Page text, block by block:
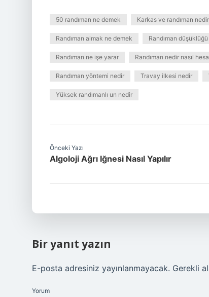
50 randıman ne demek Karkas ve randıman nedir
Randıman almak ne demek Randıman
Randıman ne işe yarar Randıman nedir nasıl
Randıman yöntemi nedir Travay ilkesi nedir
Yüksek randımanlı un nedir
Önceki Yazı
Algoloji Ağrı Iğnesi Nasıl Yapılır
Bir yanıt yazın
E-posta adresiniz yayınlanmayacak. Gerekli
Yorum